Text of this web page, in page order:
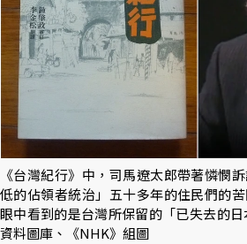
《台灣紀行》中，司馬遼太郎帶著憐憫
低的佔領者統治」五十多年的住民們的
眼中看到的是台灣所保留的「已失去的
資料圖庫、《NHK》組圖